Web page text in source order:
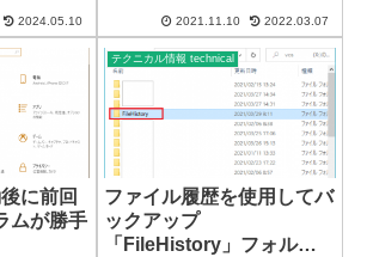
2024.05.10
「秒」を表示することはできま
せん。無効化されています。と
ころが、「日付と時刻」には、
これまでと同じ 秒針 の...
2021.11.10 2022.03.07
に前回
ムが勝手
テクニカル情報 technical
ファイル履歴を使用してバ
ックアップ
「FileHistory」フォルダ